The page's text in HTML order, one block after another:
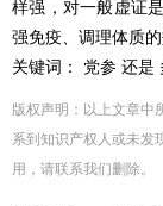
样强，对一般虚证
强免疫、调理体质的
关键词： 党参 还是
版权声明：以上文章中
系到知识产权人或未发
用，请联系我们删除。